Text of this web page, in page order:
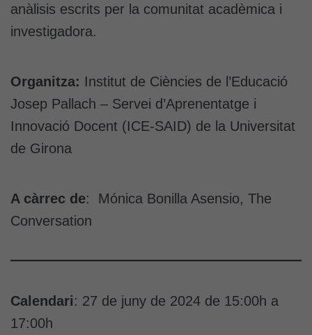
anàlisis escrits per la comunitat acadèmica i
investigadora.
Organitza: Institut de Ciències de l’Educació
Josep Pallach – Servei d’Aprenentatge i
Innovació Docent (ICE-SAID) de la Universitat
de Girona
A càrrec de: Mónica Bonilla Asensio, The
Conversation
Calendari: 27 de juny de 2024 de 15:00h a
17:00h